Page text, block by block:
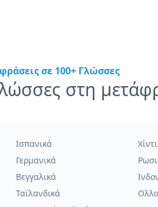
σε 100+ Γλώσσες
στη
Ισπανικά Χίντι
Γερμανικά
Βεγγαλικά
Ταϊλανδικά